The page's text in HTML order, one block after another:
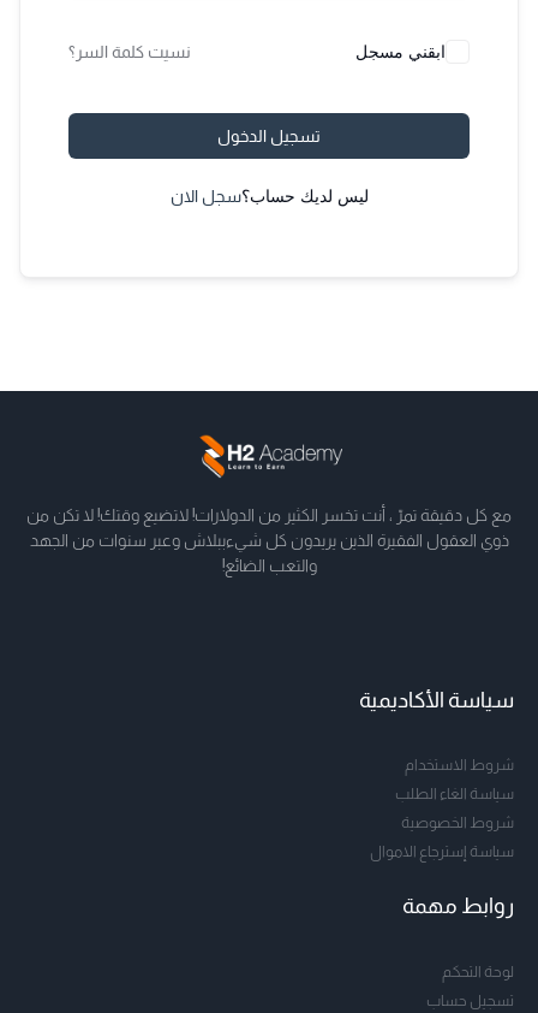
ابقني مسجل نسيت كلمة السر؟
تسجيل الدخول
ليس لديك حساب؟سجل الان
مع كل دقيقة تمرّ ، أنت تخسر الكثير من الدولارات! لاتضيع وقتك! لا تكن من
ذوي العقول الفقيرة الذين يريدون كل شيءببلاش وعبر سنوات من الجهد
والتعب الضائع!
سياسة الأكاديمية
شروط الاستخدام
سياسة الغاء الطلب
شروط الخصوصية
سياسة إسترجاع الاموال
روابط مهمة
لوحة التحكم
تسجيل حساب